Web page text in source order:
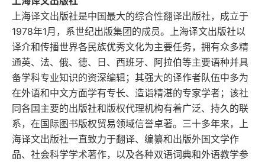
上海译文出版社是中国最大的综合性翻译出版社，成立于
1978年1月，系世纪出版集团的成员。上海译文出版社以
译介和传播世界各民族优秀文化为主要任务，拥有众多精
通英、法、俄、德、日、西班牙、阿拉伯等主要语种并具
备学科专业知识的资深编辑；其强大的译作者队伍中多为
在外语和中文方面学有专长、造诣精湛的专家学者；该社
同各国主要的出版社和版权代理机构有着广泛、持久的联
系，在国际图书版权贸易领域信誉卓著。三十多年来，上
海译文出版社一直致力于翻译、编纂和出版外国文学作
品、社会科学学术著作，以及各种双语词典和外语教学参